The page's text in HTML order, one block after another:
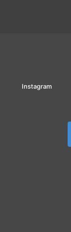
Instagram